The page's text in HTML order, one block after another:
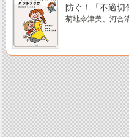
防ぐ！「不適切
菊地奈津美、河合